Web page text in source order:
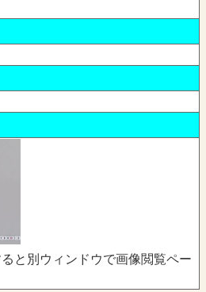
と別ウィンドウで画像閲覧ペー